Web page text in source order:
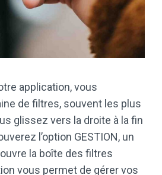
application, vous
de filtres, souvent les plus
glissez vers la droite à la fin
l’option GESTION, un
la boîte des filtres
vous permet de gérer vos